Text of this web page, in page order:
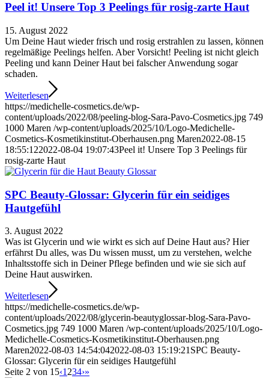
Peel it! Unsere Top 3 Peelings für rosig-zarte Haut
15. August 2022
Um Deine Haut wieder frisch und rosig erstrahlen zu lassen, können
regelmäßige Peelings helfen. Aber Vorsicht! Peeling ist nicht gleich
Peeling und kann Deiner Haut bei falscher Anwendung sogar
schaden.
Weiterlesen
https://medichelle-cosmetics.de/wp-
content/uploads/2022/08/peeling-blog-Sara-Pavo-Cosmetics.jpg 749
1000 Maren /wp-content/uploads/2025/10/Logo-Medichelle-
Cosmetics-Kosmetikinstitut-Oberhausen.png Maren2022-08-15
18:55:122022-08-04 19:07:43Peel it! Unsere Top 3 Peelings für
rosig-zarte Haut
SPC Beauty-Glossar: Glycerin für ein seidiges
Hautgefühl
3. August 2022
Was ist Glycerin und wie wirkt es sich auf Deine Haut aus? Hier
erfährst Du alles, was Du wissen musst, um zu verstehen, welche
Inhaltsstoffe sich in Deiner Pflege befinden und wie sie sich auf
Deine Haut auswirken.
Weiterlesen
https://medichelle-cosmetics.de/wp-
content/uploads/2022/08/glycerin-beautyglossar-blog-Sara-Pavo-
Cosmetics.jpg 749 1000 Maren /wp-content/uploads/2025/10/Logo-
Medichelle-Cosmetics-Kosmetikinstitut-Oberhausen.png
Maren2022-08-03 14:54:042022-08-03 15:19:21SPC Beauty-
Glossar: Glycerin für ein seidiges Hautgefühl
Seite 2 von 15‹1234›»